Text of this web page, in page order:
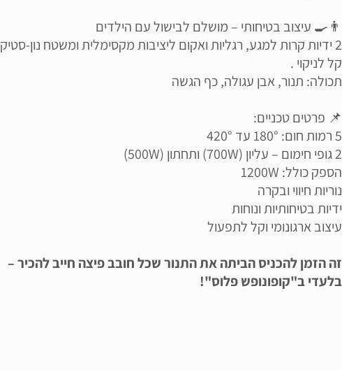
👨‍🍳 עיצוב בטיחותי – מושלם לבישול עם הילדים
2 ידיות קרות למגע, רגליות ואקום ליציבות מקסימלית ומשטח נון-סטיק
קל לניקוי .
תכולה: תנור, אבן עגולה, כף הגשה
📌 פרטים טכניים:
5 רמות חום: 180° עד 420°
2 גופי חימום – עליון (700W) ותחתון (500W)
הספק כולל: 1200W
נוריות חיווי ובקרה
ידיות בטיחותיות ונוחות
עיצוב ארגונומי וקל לתפעול
זה הזמן להכניס הביתה את התנור שכל חובב פיצה חייב להכיר –
בלעדי ב"קופונופש פלוס"!